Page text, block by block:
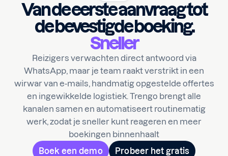
Van de eerste aanvraag tot
de bevestigde boeking.
Sneller
Reizigers verwachten direct antwoord via
WhatsApp, maar je team raakt verstrikt in een
wirwar van e-mails, handmatig opgestelde offertes
en ingewikkelde logistiek. Trengo brengt alle
kanalen samen en automatiseert routinematig
werk, zodat je sneller kunt reageren en meer
boekingen binnenhaalt
Boek een demo
Probeer het gratis